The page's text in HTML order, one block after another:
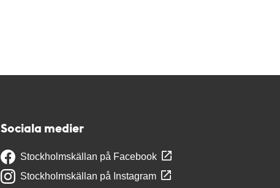
Sociala medier
Stockholmskällan på Facebook
Stockholmskällan på Instagram